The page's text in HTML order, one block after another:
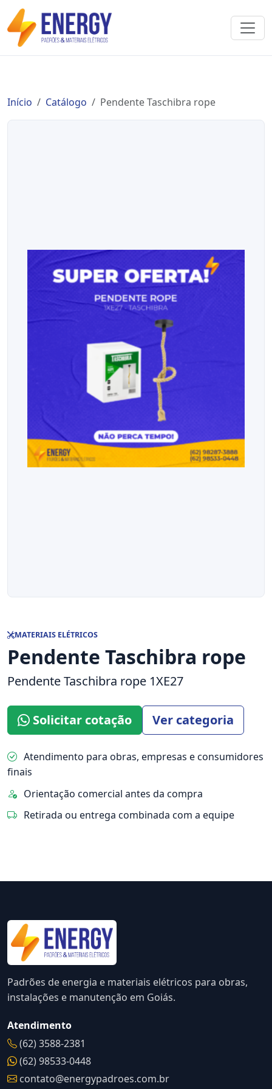
Início Catálogo Pendente Taschibra rope
MATERIAIS ELÉTRICOS
Pendente Taschibra rope
Pendente Taschibra rope 1XE27
Solicitar cotação Ver categoria
Atendimento para obras, empresas e consumidores
finais
Orientação comercial antes da compra
Retirada ou entrega combinada com a equipe
Padrões de energia e materiais elétricos para obras,
instalações e manutenção em Goiás.
Atendimento
(62) 3588-2381
(62) 98533-0448
contato@energypadroes.com.br